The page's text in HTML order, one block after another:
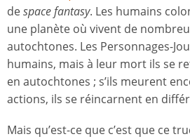
despace fantasy. Les humains
une planète où vivent de
autochtones. Les Personnages-
humains, mais à leur mort ils se
en autochtones ; s’ils meurent
actions, ils se réincarnent en
Mais qu’est-ce que c’est que ce